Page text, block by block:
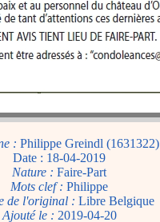
: Philippe Greindl (1631322)
Date : 18-04-2019
Nature : Faire-Part
Mots clef : Philippe
de l'original : Libre Belgique
Ajouté le : 2019-04-20